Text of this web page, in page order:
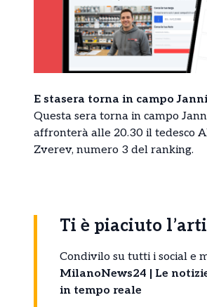
E stasera torna in campo
Questa sera torna in campo
affronterà alle 20.30 il tedesco
Zverev, numero 3 del ranking.
Ti è piaciuto
Condivilo su tutti i social e
MilanoNews24 | Le
in tempo reale